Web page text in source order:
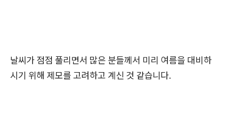
날씨가 점점 풀리면서 많은 분들께서 미리 여름을 대비하
시기 위해 제모를 고려하고 계신 것 같습니다.